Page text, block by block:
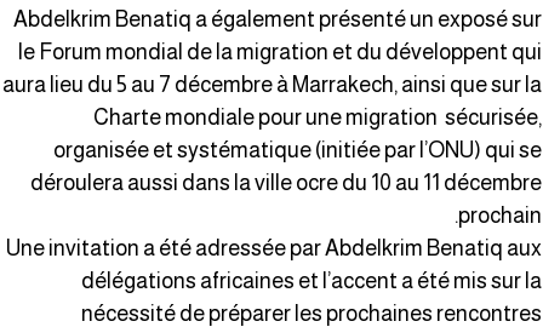
Abdelkrim Benatiq a également présenté un exposé
le Forum mondial de la migration et du développent
aura lieu du 5 au 7 décembre à Marrakech, ainsi que sur
Charte mondiale pour une migration
organisée et systématique (initiée par l’ONU) qui
déroulera aussi dans la ville ocre du 10 au 11
Une invitation a été adressée par Abdelkrim Benatiq
délégations africaines et l’accent a été mis sur
nécessité de préparer les prochaines